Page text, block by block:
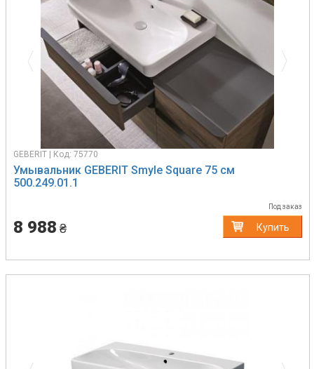
Previous
GEBERIT | Код: 75770
Умывальник GEBERIT Smyle Square 75 см
500.249.01.1
Под заказ
8 988 ₴ Купить